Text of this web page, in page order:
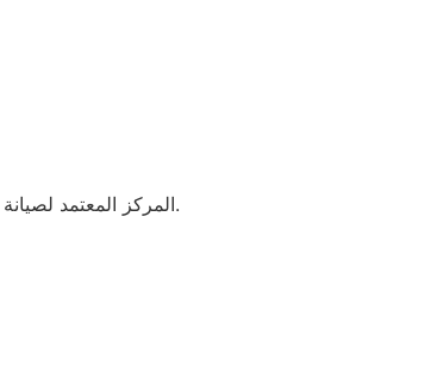
المركز المعتمد لصيانة هوفر مصر يقدم صيانة معتمدة لجميع الأجهزة المنزلية مع دعم فني سريع وقطع غيار أصلية لضمان أفضل أداء ممكن.